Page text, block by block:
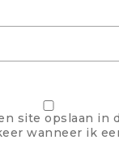
site opslaan in
wanneer ik